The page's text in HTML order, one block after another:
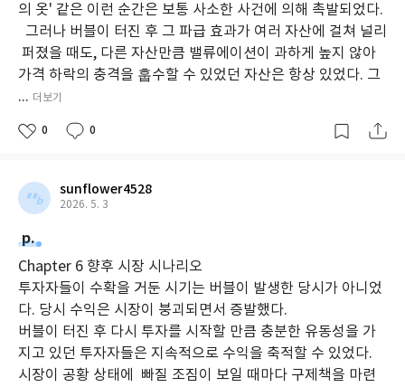
가 큰 것에 주목하여 우려한다. 그러나 아이러니하게도 이처럼 위험
한 시기는 반대로 ‘절호의 투자 기회’가 된다고 말한다. 시장이 한계
점에 다다랐다고 여기며 차분하고 냉정하게 버블을 준비해야 한다.
당신이 만약 현명한 투자자라면 이 같은 버블의 상황 속에서 다시금
쉽게 찾아오지 않을 새로운 부의 기회를 잡을 수 있다. 이 책에서 제
시하는 ‘높은 확률’의 버블 시나리오를 미리 알아두고, 정말로 그러
한 때가 오면 저평가된 회사에 투자하여 큰 수익을 낼 기회를 잡아야
을 수 있을 것이다.
의 옷' 같은 이런 순간은 보통 사소한 사건에 의해 촉발되었다.
그러나 버블이 터진 후 그 파급 효과가 여러 자산에 걸쳐 널리
퍼졌을 때도, 다른 자산만큼 밸류에이션이 과하게 높지 않아
가격 하락의 충격을 훕수할 수 있었던 자산은 항상 있었다. 그
... 더보기
0 0
sunflower4528
2026. 5. 3
p.
Chapter 6 향후 시장 시나리오
투자자들이 수확을 거둔 시기는 버블이 발생한 당시가 아니었
다. 당시 수익은 시장이 붕괴되면서 증발했다.
버블이 터진 후 다시 투자를 시작할 만큼 충분한 유동성을 가
지고 있던 투자자들은 지속적으로 수익을 축적할 수 있었다.
시장이 공황 상태에 빠질 조짐이 보일 때마다 구제책을 마련